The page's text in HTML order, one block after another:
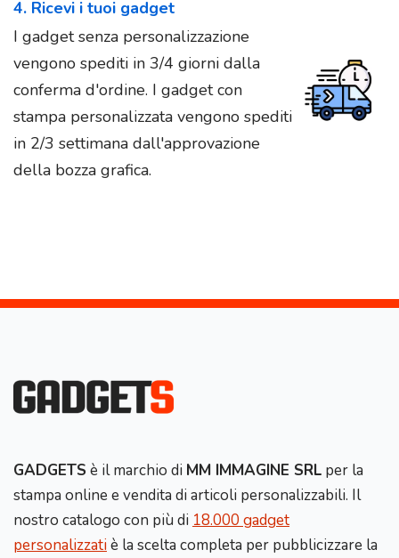
4. Ricevi i tuoi gadget
I gadget senza personalizzazione
vengono spediti in 3/4 giorni dalla
conferma d'ordine. I gadget con
stampa personalizzata vengono spediti
in 2/3 settimana dall'approvazione
della bozza grafica.
GADGETS è il marchio di MM IMMAGINE SRL per la
stampa online e vendita di articoli personalizzabili. Il
nostro catalogo con più di 18.000 gadget
personalizzatiè la scelta completa per pubblicizzare la